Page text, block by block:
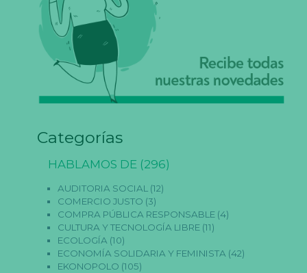
Categorías
HABLAMOS DE (296)
AUDITORIA SOCIAL(12)
COMERCIO JUSTO (3)
COMPRA PÚBLICA RESPONSABLE(4)
CULTURA Y TECNOLOGÍA LIBRE(11)
ECOLOGÍA (10)
ECONOMÍA SOLIDARIA Y FEMINISTA (42)
EKONOPOLO (105)
N